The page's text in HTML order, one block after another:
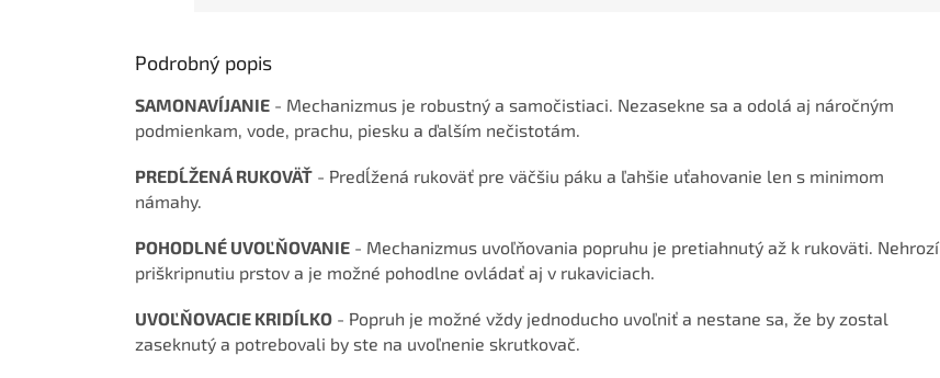
Podrobný popis
SAMONAVÍJANIE - Mechanizmus je robustný a samočistiaci. Nezasekne sa a odolá aj náročným
podmienkam, vode, prachu, piesku a ďalším nečistotám.
PREDĹŽENÁ RUKOVÄŤ - Predĺžená rukoväť pre väčšiu páku a ľahšie uťahovanie len s minimom
námahy.
POHODLNÉ UVOĽŇOVANIE - Mechanizmus uvoľňovania popruhu je pretiahnutý až k rukoväti. Nehrozí
priškripnutiu prstov a je možné pohodlne ovládať aj v rukaviciach.
UVOĽŇOVACIE KRIDÍLKO - Popruh je možné vždy jednoducho uvoľniť a nestane sa, že by zostal
zaseknutý a potrebovali by ste na uvoľnenie skrutkovač.